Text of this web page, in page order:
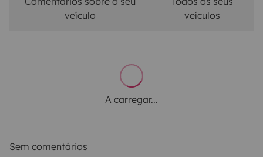
veículo
veículos
A carregar...
Sem comentários